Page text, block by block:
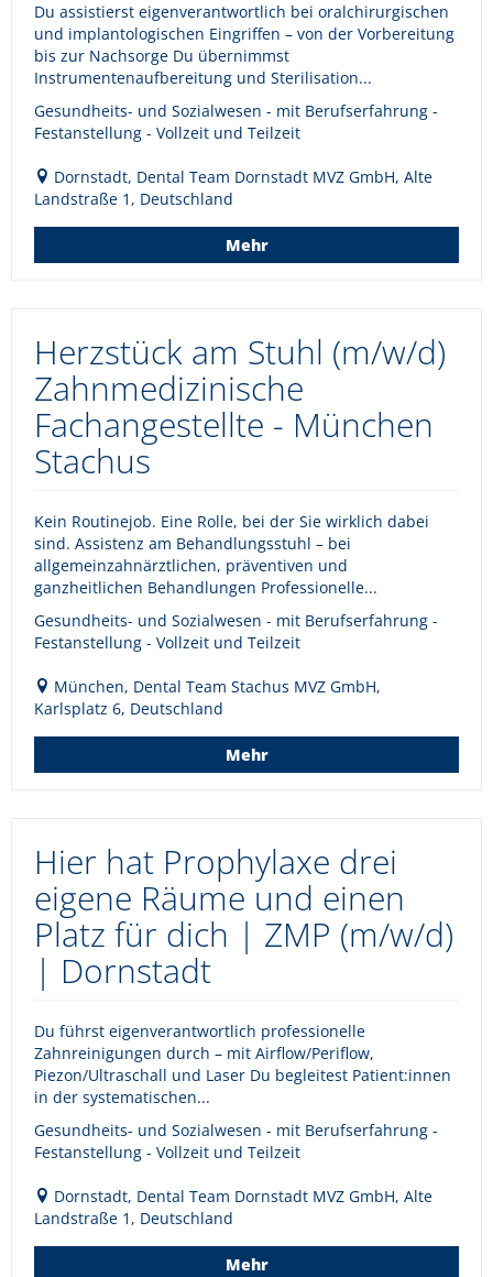
Du assistierst eigenverantwortlich bei oralchirurgischen
und implantologischen Eingriffen – von der Vorbereitung
bis zur Nachsorge Du übernimmst
Instrumentenaufbereitung und Sterilisation...
Gesundheits- und Sozialwesen - mit Berufserfahrung -
Festanstellung - Vollzeit und Teilzeit
Dornstadt, Dental Team Dornstadt MVZ GmbH, Alte
Landstraße 1, Deutschland
Mehr
Herzstück am Stuhl (m/w/d)
Zahnmedizinische
Fachangestellte - München
Stachus
Kein Routinejob. Eine Rolle, bei der Sie wirklich dabei
sind. Assistenz am Behandlungsstuhl – bei
allgemeinzahnärztlichen, präventiven und
ganzheitlichen Behandlungen Professionelle...
Gesundheits- und Sozialwesen - mit Berufserfahrung -
Festanstellung - Vollzeit und Teilzeit
München, Dental Team Stachus MVZ GmbH,
Karlsplatz 6, Deutschland
Mehr
Hier hat Prophylaxe drei
eigene Räume und einen
Platz für dich | ZMP (m/w/d)
| Dornstadt
Du führst eigenverantwortlich professionelle
Zahnreinigungen durch – mit Airflow/Periflow,
Piezon/Ultraschall und Laser Du begleitest Patient:innen
in der systematischen...
Gesundheits- und Sozialwesen - mit Berufserfahrung -
Festanstellung - Vollzeit und Teilzeit
Dornstadt, Dental Team Dornstadt MVZ GmbH, Alte
Landstraße 1, Deutschland
Mehr